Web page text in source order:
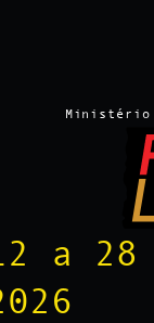
Ministério
a 28